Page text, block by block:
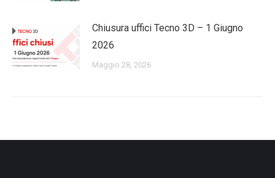
Chiusura uffici Tecno 3D – 1 Giugno
2026
Maggio 28, 2026